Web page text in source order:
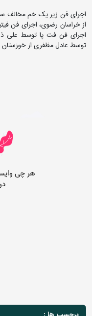
اجرای فن زیر یک خم مخالف
از خراسان رضوی، اجرای فن
اجرای فن فت پا توسط علی
توسط عادل مظفری از خوزستان